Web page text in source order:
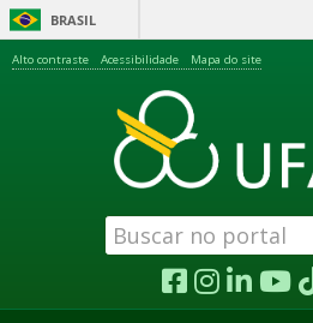
BRASIL
Alto contraste Acessibilidade Mapa do site